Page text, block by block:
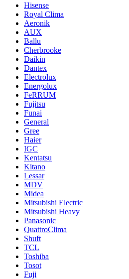
Hisense
Royal Clima
Aeronik
AUX
Ballu
Cherbrooke
Daikin
Dantex
Electrolux
Energolux
FeRRUM
Fujitsu
Funai
General
Gree
Haier
IGC
Kentatsu
Kitano
Lessar
MDV
Midea
Mitsubishi Electric
Mitsubishi Heavy
Panasonic
QuattroClima
Shuft
TCL
Toshiba
Tosot
Fuji